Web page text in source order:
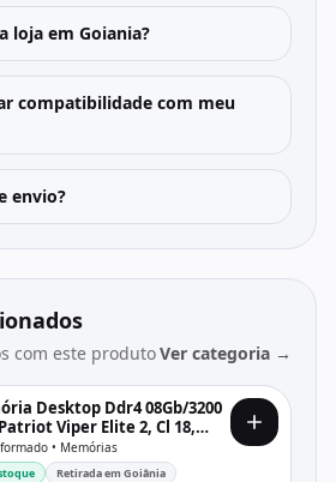
loja em Goiania?
compatibilidade com meu
envio?
com este produtoVer categoria →
Desktop Ddr4 08Gb/3200
Viper Elite 2, Cl 18,
Pve248G320C8, Vermelha e
• Memórias
Retirada em Goiânia